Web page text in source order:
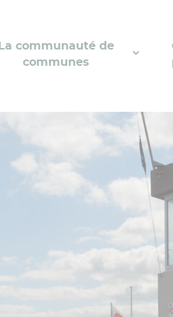
La communauté de
communes